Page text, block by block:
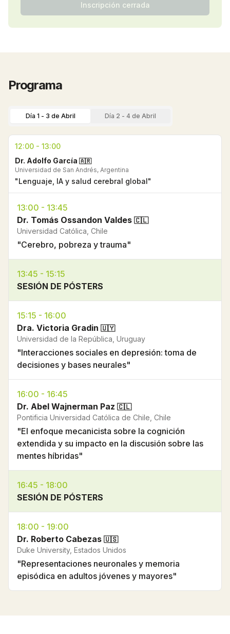
Inscripción cerrada
Programa
Día 1 - 3 de Abril Día 2 - 4 de Abril
12:00 - 13:00
Dr. Adolfo García 🇦🇷
Universidad de San Andrés, Argentina
"Lenguaje, IA y salud cerebral global"
13:00 - 13:45
Dr. Tomás Ossandon Valdes 🇨🇱
Universidad Católica, Chile
"Cerebro, pobreza y trauma"
13:45 - 15:15
SESIÓN DE PÓSTERS
15:15 - 16:00
Dra. Victoria Gradin 🇺🇾
Universidad de la República, Uruguay
"Interacciones sociales en depresión: toma de
decisiones y bases neurales"
16:00 - 16:45
Dr. Abel Wajnerman Paz 🇨🇱
Pontificia Universidad Católica de Chile, Chile
"El enfoque mecanicista sobre la cognición
extendida y su impacto en la discusión sobre las
mentes híbridas"
16:45 - 18:00
SESIÓN DE PÓSTERS
18:00 - 19:00
Dr. Roberto Cabezas 🇺🇸
Duke University, Estados Unidos
"Representaciones neuronales y memoria
episódica en adultos jóvenes y mayores"